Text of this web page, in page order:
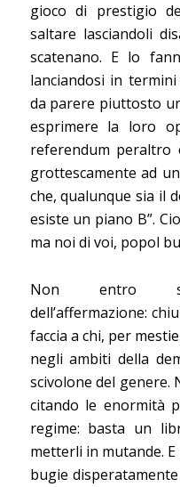
gioco di prestigio
saltare lasciandoli
scatenano. E lo
lanciandosi in
da parere piuttosto
esprimere la loro
referendum peraltro
grottescamente ad
che, qualunque sia il
esiste un piano B”.
ma noi di voi, popol
Non entro
dell’affermazione:
faccia a chi, per
negli ambiti della
scivolone del genere.
citando le enormità
regime: basta un
metterli in mutande.
bugie